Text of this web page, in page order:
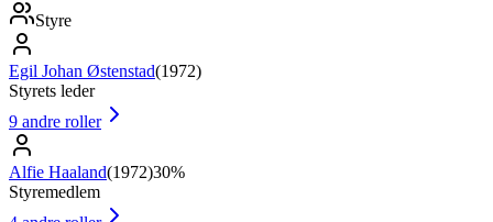
Styre
Egil Johan Østenstad(1972)
Styrets leder
9 andre roller
Alfie Haaland(1972)30%
Styremedlem